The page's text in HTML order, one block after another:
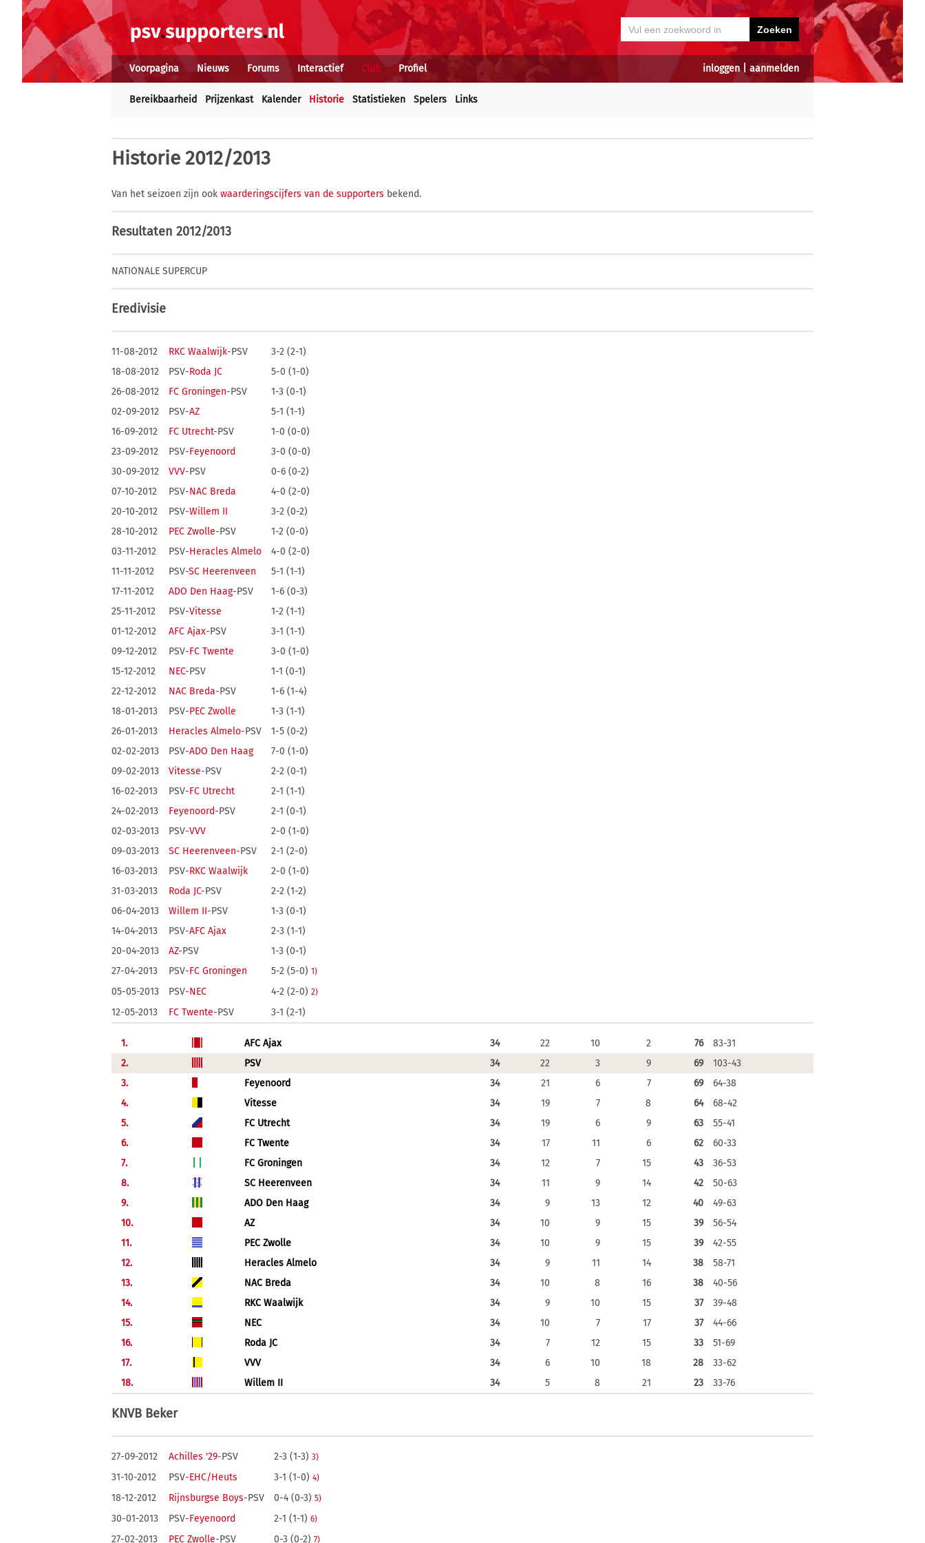
inloggen| aanmelden
Voorpagina Nieuws Forums Interactief Club Profiel
Bereikbaarheid Prijzenkast Kalender Historie Statistieken Spelers Links
Historie 2012/2013
Van het seizoen zijn ook waarderingscijfers van de supporters bekend.
Resultaten 2012/2013
NATIONALE SUPERCUP
Eredivisie
11-08-2012 RKC Waalwijk-PSV
3-2 (2-1)
18-08-2012
PSV-Roda JC
5-0 (1-0)
26-08-2012
FC Groningen-PSV
1-3 (0-1)
02-09-2012
PSV-AZ
5-1 (1-1)
16-09-2012
FC Utrecht-PSV
1-0 (0-0)
23-09-2012
PSV-Feyenoord
3-0 (0-0)
30-09-2012
VVV-PSV
0-6 (0-2)
07-10-2012
PSV-NAC Breda
4-0 (2-0)
20-10-2012
PSV-Willem II
3-2 (0-2)
28-10-2012
PEC Zwolle-PSV
1-2 (0-0)
03-11-2012
PSV-Heracles Almelo
4-0 (2-0)
11-11-2012
PSV-SC Heerenveen
5-1 (1-1)
17-11-2012
ADO Den Haag-PSV
1-6 (0-3)
25-11-2012
PSV-Vitesse
1-2 (1-1)
01-12-2012
AFC Ajax-PSV
3-1 (1-1)
09-12-2012
PSV-FC Twente
3-0 (1-0)
15-12-2012
NEC-PSV
1-1 (0-1)
22-12-2012
NAC Breda-PSV
1-6 (1-4)
18-01-2013
PSV-PEC Zwolle
1-3 (1-1)
26-01-2013
Heracles Almelo-PSV
1-5 (0-2)
02-02-2013
PSV-ADO Den Haag
7-0 (1-0)
09-02-2013
Vitesse-PSV
2-2 (0-1)
16-02-2013
PSV-FC Utrecht
2-1 (1-1)
24-02-2013
Feyenoord-PSV
2-1 (0-1)
02-03-2013
PSV-VVV
2-0 (1-0)
09-03-2013
SC Heerenveen-PSV
2-1 (2-0)
16-03-2013
PSV-RKC Waalwijk
2-0 (1-0)
31-03-2013
Roda JC-PSV
2-2 (1-2)
06-04-2013
Willem II-PSV
1-3 (0-1)
14-04-2013
PSV-AFC Ajax
2-3 (1-1)
20-04-2013
AZ-PSV
1-3 (0-1)
27-04-2013
PSV-FC Groningen 5-2 (5-0) 1)
05-05-2013 PSV-NEC 4-2 (2-0) 2)
12-05-2013 FC Twente-PSV 3-1 (2-1)
1. AFC Ajax 34 22 10 2 76
83-31
2.
PSV 34 22 3 9 69
103-43
3.
Feyenoord 34 21 6 7 69
64-38
4.
Vitesse 34 19 7 8 64
68-42
5.
FC Utrecht 34 19 6 9 63
55-41
6.
FC Twente 34 17 11 6 62
60-33
7.
FC Groningen 34 12 7 15 43
36-53
8.
SC Heerenveen 34 11 9 14 42
50-63
9.
ADO Den Haag 34 9 13 12 40
49-63
10.
AZ 34 10 9 15 39
56-54
11.
PEC Zwolle 34 10 9 15 39
42-55
12.
Heracles Almelo 34 9 11 14 38
58-71
13.
NAC Breda 34 10 8 16 38
40-56
14.
RKC Waalwijk 34 9 10 15 37
39-48
15.
NEC 34 10 7 17 37
44-66
16.
Roda JC 34 7 12 15 33
51-69
17.
VVV 34 6 10 18 28
33-62
18.
Willem II 34 5 8 21 23 33-76
KNVB Beker
27-09-2012 Achilles '29-PSV 2-3 (1-3) 3)
31-10-2012 PSV-EHC/Heuts 3-1 (1-0) 4)
18-12-2012 Rijnsburgse Boys-PSV 0-4 (0-3) 5)
30-01-2013 PSV-Feyenoord 2-1 (1-1) 6)
27-02-2013 PEC Zwolle-PSV 0-3 (0-2) 7)